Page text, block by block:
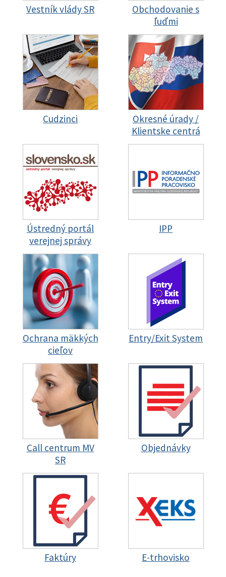
Vestník vlády SR
Obchodovanie s
ľuďmi
Cudzinci
Okresné úrady /
Klientske centrá
Ústredný portál
verejnej správy
IPP
Ochrana mäkkých
cieľov
Entry/Exit System
Call centrum MV
SR
Objednávky
Faktúry E-trhovisko